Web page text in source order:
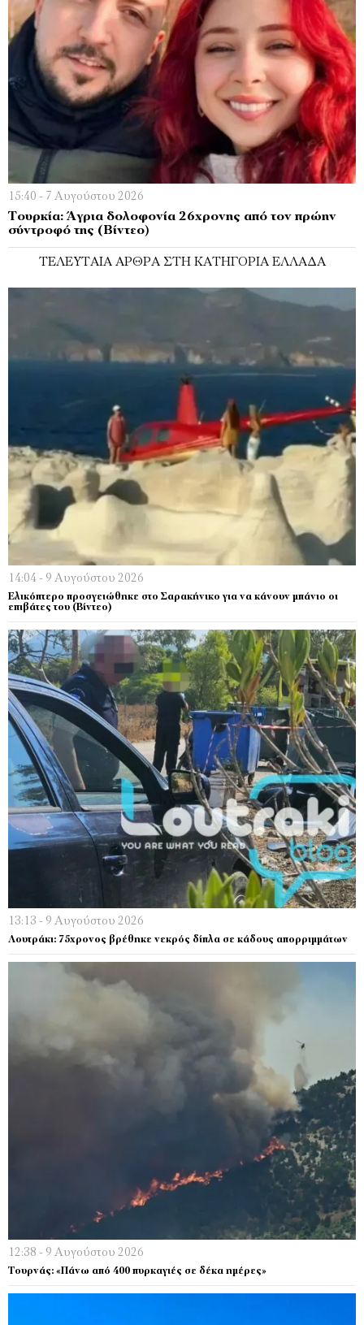
15:40 - 7 Αυγούστου 2026
Τουρκία: Άγρια δολοφονία 26χρονης από τον πρώην
σύντροφό της (Βίντεο)
ΤΕΛΕΥΤΑΊΑ ΆΡΘΡΑ ΣΤΗ ΚΑΤΗΓΟΡΊΑ ΕΛΛΆΔΑ
14:04 - 9 Αυγούστου 2026
Ελικόπτερο προσγειώθηκε στο Σαρακήνικο για να κάνουν μπάνιο οι
επιβάτες του (Bίντεο)
13:13 - 9 Αυγούστου 2026
Λουτράκι: 75χρονος βρέθηκε νεκρός δίπλα σε κάδους απορριμμάτων
12:38 - 9 Αυγούστου 2026
Τουρνάς: «Πάνω από 400 πυρκαγιές σε δέκα ημέρες»